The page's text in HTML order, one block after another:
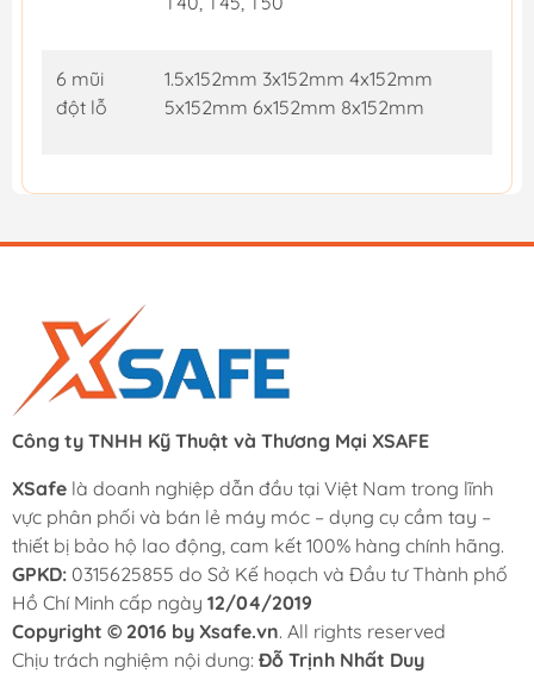
6 mũi
đột lỗ
1.5x152mm 3x152mm 4x152mm
5x152mm 6x152mm 8x152mm
Công ty TNHH Kỹ Thuật và Thương Mại XSAFE
XSafe là doanh nghiệp dẫn đầu tại Việt Nam trong lĩnh
vực phân phối và bán lẻ máy móc – dụng cụ cầm tay –
thiết bị bảo hộ lao động, cam kết 100% hàng chính hãng.
GPKD: 0315625855 do Sở Kế hoạch và Đầu tư Thành phố
Hồ Chí Minh cấp ngày 12/04/2019
Copyright © 2016 by Xsafe.vn. All rights reserved
Chịu trách nghiệm nội dung: Đỗ Trịnh Nhất Duy